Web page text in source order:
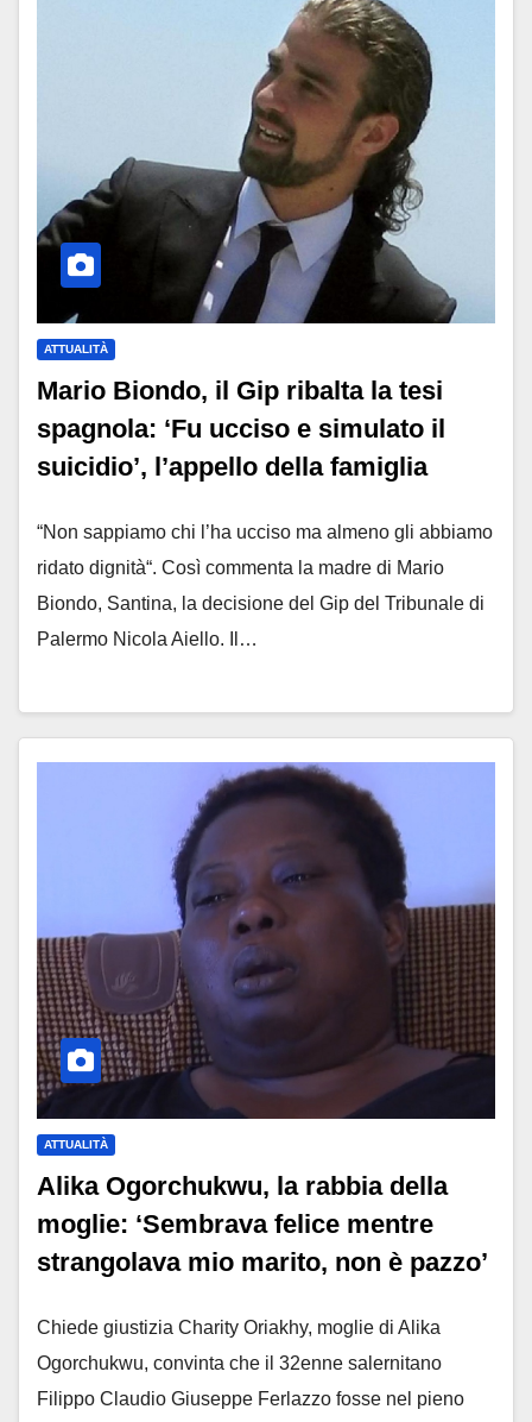
ATTUALITÀ
Mario Biondo, il Gip ribalta la tesi
spagnola: ‘Fu ucciso e simulato il
suicidio’, l’appello della famiglia
“Non sappiamo chi l’ha ucciso ma almeno gli abbiamo
ridato dignità“. Così commenta la madre di Mario
Biondo, Santina, la decisione del Gip del Tribunale di
Palermo Nicola Aiello. Il…
ATTUALITÀ
Alika Ogorchukwu, la rabbia della
moglie: ‘Sembrava felice mentre
strangolava mio marito, non è pazzo’
Chiede giustizia Charity Oriakhy, moglie di Alika
Ogorchukwu, convinta che il 32enne salernitano
Filippo Claudio Giuseppe Ferlazzo fosse nel pieno